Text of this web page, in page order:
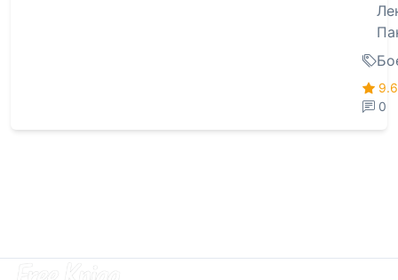
9.6
0